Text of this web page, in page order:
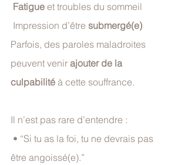
Fatigue et troubles du sommeil
Impression d’être submergé(e)
Parfois, des paroles maladroites
peuvent venir ajouter de la
culpabilité à cette souffrance.
Il n’est pas rare d’entendre :
être angoissé(e).”